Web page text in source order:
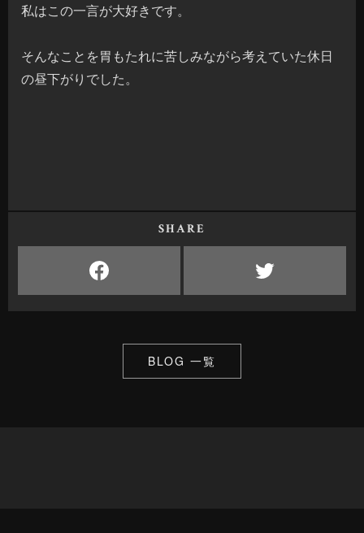
私はこの一言が大好きです。
そんなことを胃もたれに苦しみながら考えていた休日
の昼下がりでした。
SHARE
BLOG 一覧